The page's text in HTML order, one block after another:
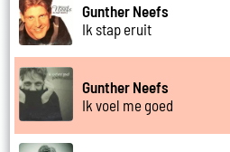
Gunther Neefs
Ik stap eruit
Gunther Neefs
Ik voel me goed